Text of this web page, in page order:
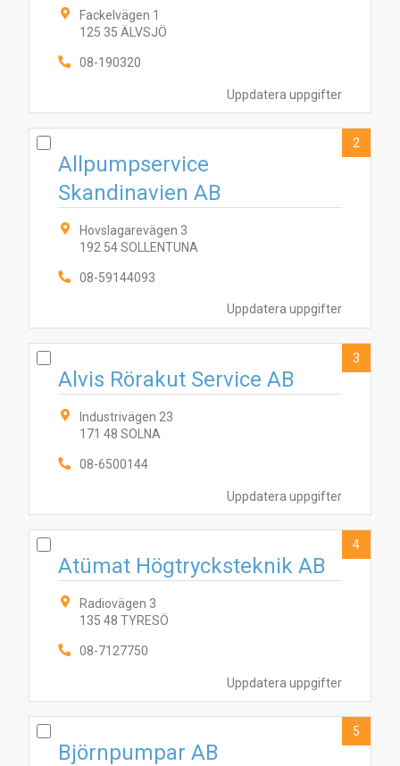
Uppdatera uppgifter
Fackelvägen 1
125 35 ÄLVSJÖ
08-190320
Uppdatera uppgifter
Allpumpservice
Skandinavien AB
Hovslagarevägen 3
192 54 SOLLENTUNA
08-59144093
2
Uppdatera uppgifter
Alvis Rörakut Service AB
Industrivägen 23
171 48 SOLNA
08-6500144
3
Uppdatera uppgifter
Atümat Högtrycksteknik AB
Radiovägen 3
135 48 TYRESÖ
08-7127750
4
Björnpumpar AB
5